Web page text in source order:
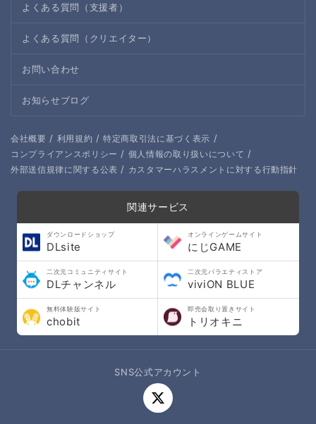
よくある質問（支援者）
よくある質問（クリエイター）
お問い合わせ
お知らせブログ
会社概要 / 利用規約 / 特定商取引法に基づく表示 /
コンプライアンスポリシー / 個人情報の取り扱いについて /
外部送信規律に関する公表 / カスタマーハラスメントに対する行動指針
関連サービス
ダウンロードショップ
DLsite
オンラインゲームサイト
にじGAME
二次元コミュニティサイト
DLチャンネル
二次元バラエティストア
viviON BLUE
無料体験版サイト
chobit
即売会取り置きサイト
トリオキニ
SNS公式アカウント